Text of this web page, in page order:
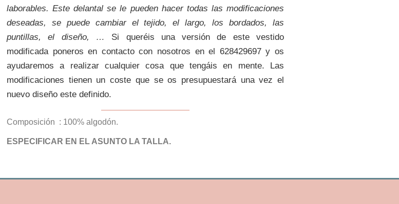
laborables. Este delantal se le pueden hacer todas las modificaciones
deseadas, se puede cambiar el tejido, el largo, los bordados, las
puntillas, el diseño, …
Si queréis una versión de este vestido
modificada poneros en contacto con nosotros en el 628429697y os
ayudaremos a realizar cualquier cosa que tengáis en mente. Las
modificaciones tienen un coste que se os presupuestará una vez el
nuevo diseño este definido.
Composición : 100% algodón.
ESPECIFICAR EN EL ASUNTO LA TALLA.